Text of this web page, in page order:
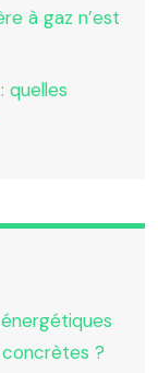
à gaz n’est
quelles
concrètes ?